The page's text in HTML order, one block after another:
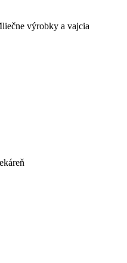
výrobky a vajcia